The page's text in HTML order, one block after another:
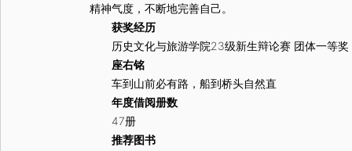
精神气度，不断地完善自己。
获奖经历
历史文化与旅游学院23级新生辩论赛 团体一等奖
座右铭
车到山前必有路，船到桥头自然直
年度借阅册数
47册
推荐图书